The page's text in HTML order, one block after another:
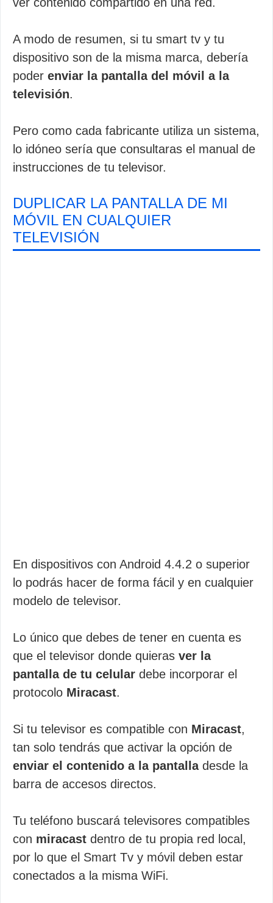
A modo de resumen, si tu smart tv y tu
dispositivo son de la misma marca, debería
poder enviar la pantalla del móvil a la
televisión.
Pero como cada fabricante utiliza un sistema,
lo idóneo sería que consultaras el manual de
instrucciones de tu televisor.
DUPLICAR LA PANTALLA DE MI
MÓVIL EN CUALQUIER
TELEVISIÓN
En dispositivos con Android 4.4.2 o superior
lo podrás hacer de forma fácil y en cualquier
modelo de televisor.
Lo único que debes de tener en cuenta es
que el televisor donde quieras ver la
pantalla de tu celular debe incorporar el
protocolo Miracast.
Si tu televisor es compatible con Miracast,
tan solo tendrás que activar la opción de
enviar el contenido a la pantalladesde la
barra de accesos directos.
Tu teléfono buscará televisores compatibles
con miracast dentro de tu propia red local,
por lo que el Smart Tv y móvil deben estar
conectados a la misma WiFi.